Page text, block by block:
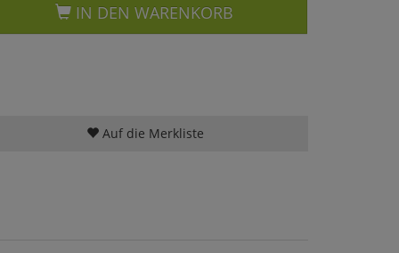
IN DEN WARENKORB
Auf die Merkliste